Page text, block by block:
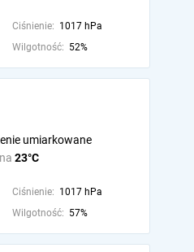
Ciśnienie: 1017 hPa
Wilgotność: 52%
23°C
umiarkowane
Ciśnienie: 1017 hPa
Wilgotność: 57%